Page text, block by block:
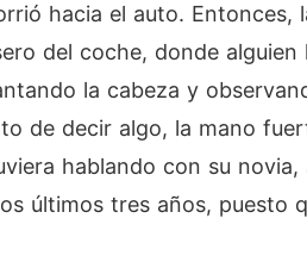
hacia el auto. Entonces,
del coche, donde
la cabeza y
de decir algo, la mano
hablando con su
últimos tres años, puesto